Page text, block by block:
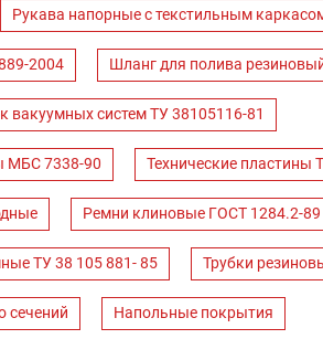
Рукава напорные с текстильным
2004 Шланг для полива
вакуумных систем ТУ 38105116-81
МБС 7338-90 Технические
Ремни клиновые ГОСТ 1284.2-89
ТУ 38 105 881- 85 Трубки
сечений Напольные покрытия